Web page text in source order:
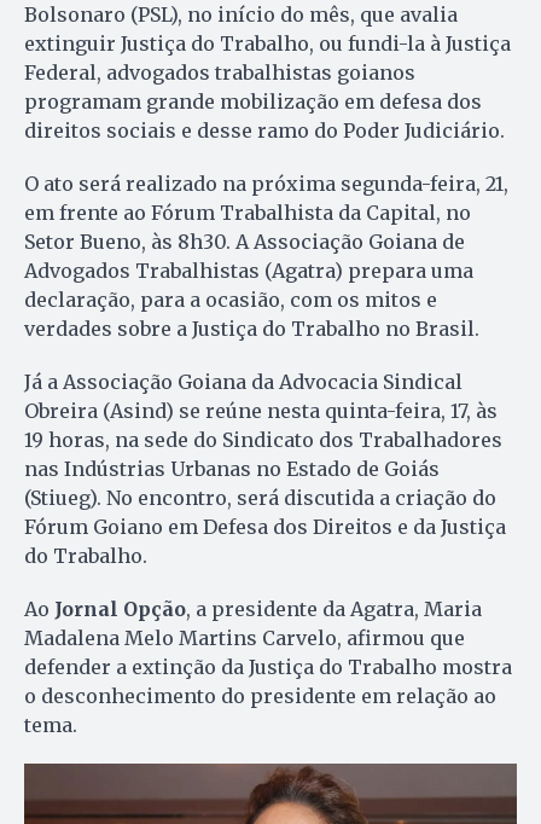
Bolsonaro (PSL), no início do mês, que avalia
extinguir Justiça do Trabalho, ou fundi-la à Justiça
Federal, advogados trabalhistas goianos
programam grande mobilização em defesa dos
direitos sociais e desse ramo do Poder Judiciário.
O ato será realizado na próxima segunda-feira, 21,
em frente ao Fórum Trabalhista da Capital, no
Setor Bueno, às 8h30. A Associação Goiana de
Advogados Trabalhistas (Agatra) prepara uma
declaração, para a ocasião, com os mitos e
verdades sobre a Justiça do Trabalho no Brasil.
Já a Associação Goiana da Advocacia Sindical
Obreira (Asind) se reúne nesta quinta-feira, 17, às
19 horas, na sede do Sindicato dos Trabalhadores
nas Indústrias Urbanas no Estado de Goiás
(Stiueg). No encontro, será discutida a criação do
Fórum Goiano em Defesa dos Direitos e da Justiça
do Trabalho.
Ao Jornal Opção, a presidente da Agatra, Maria
Madalena Melo Martins Carvelo, afirmou que
defender a extinção da Justiça do Trabalho mostra
o desconhecimento do presidente em relação ao
tema.